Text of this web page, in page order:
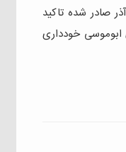
صادر شده تاکید
ابوموسی خودداری